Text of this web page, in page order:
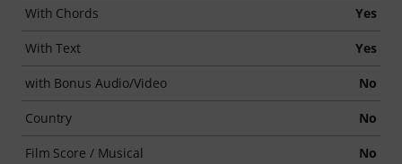
With Chords Yes
With Text Yes
with Bonus Audio/Video No
Country No
Film Score / Musical No